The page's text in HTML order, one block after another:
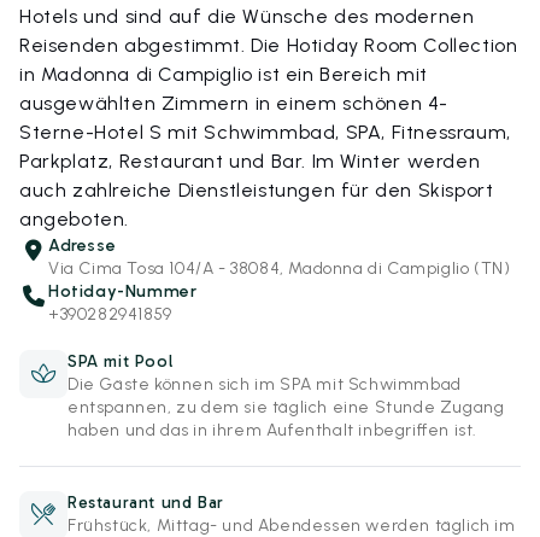
Hotels und sind auf die Wünsche des modernen
Reisenden abgestimmt. Die Hotiday Room Collection
in Madonna di Campiglio ist ein Bereich mit
ausgewählten Zimmern in einem schönen 4-
Sterne-Hotel S mit Schwimmbad, SPA, Fitnessraum,
Parkplatz, Restaurant und Bar. Im Winter werden
auch zahlreiche Dienstleistungen für den Skisport
angeboten.
Adresse
Via Cima Tosa 104/A - 38084, Madonna di Campiglio (TN)
Hotiday-Nummer
+390282941859
SPA mit Pool
Die Gäste können sich im SPA mit Schwimmbad
entspannen, zu dem sie täglich eine Stunde Zugang
haben und das in ihrem Aufenthalt inbegriffen ist.
Restaurant und Bar
Frühstück, Mittag- und Abendessen werden täglich im